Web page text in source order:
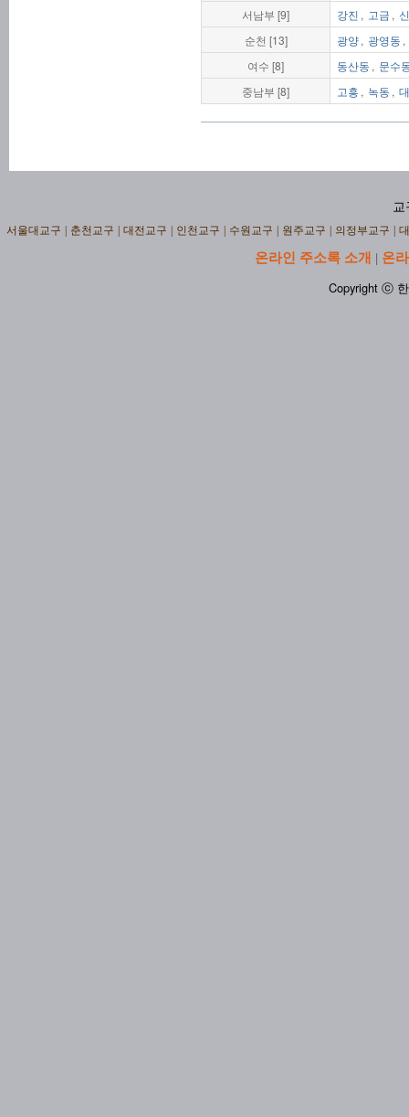
서남부 [9] 강진 , 고금 ,
순천 [13] 광양 , 광영동 ,
여수 [8]
동산동 , 문수
중남부 [8] 고흥 , 녹동 ,
교
서울대교구 춘천교구 대전교구 인천교구 수원교구 원주교구 의정부교구
온라인 주소록 소개 | 온
Copyright ⓒ